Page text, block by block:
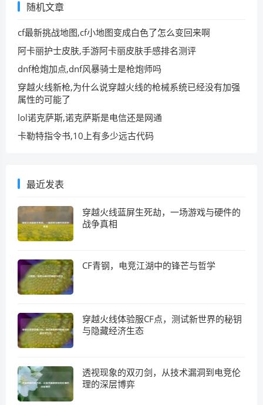
随机文章
cf最新挑战地图,cf小地图变成白色了怎么变回来啊
阿卡丽护士皮肤,手游阿卡丽皮肤手感排名测评
dnf枪炮加点,dnf风暴骑士是枪炮师吗
穿越火线新枪,为什么说穿越火线的枪械系统已经没有加强
属性的可能了
lol诺克萨斯,诺克萨斯是电信还是网通
卡勒特指令书,10上有多少远古代码
最近发表
穿越火线蓝屏生死劫，一场游戏与硬件的
战争真相
CF青钢，电竞江湖中的锋芒与哲学
穿越火线体验服CF点，测试新世界的秘钥
与隐藏经济生态
透视现象的双刃剑，从技术漏洞到电竞伦
理的深层博弈